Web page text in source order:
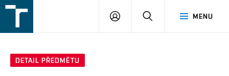
v
MENU
PŘIHLÁŠENÍ
DETAIL PŘEDMĚTU